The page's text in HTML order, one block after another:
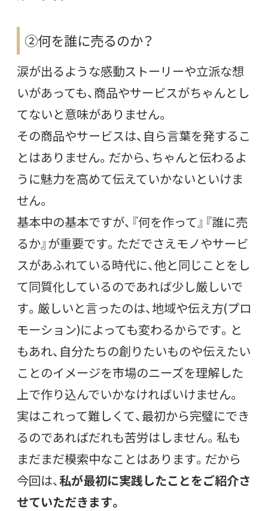
②何を誰に売るのか？
涙が出るような感動ストーリーや立派な想
いがあっても、商品やサービスがちゃんとし
てないと意味がありません。
その商品やサービスは、自ら言葉を発するこ
とはありません。だから、ちゃんと伝わるよ
うに魅力を高めて伝えていかないといけま
せん。
基本中の基本ですが、『何を作って』『誰に売
るか』が重要です。ただでさえモノやサービ
スがあふれている時代に、他と同じことをし
て同質化しているのであれば少し厳しいで
す。厳しいと言ったのは、地域や伝え方(プロ
モーション)によっても変わるからです。と
もあれ、自分たちの創りたいものや伝えたい
ことのイメージを市場のニーズを理解した
上で作り込んでいかなければいけません。
実はこれって難しくて、最初から完璧にでき
るのであればだれも苦労はしません。私も
まだまだ模索中なことはあります。だから
今回は、私が最初に実践したことをご紹介さ
せていただきます。